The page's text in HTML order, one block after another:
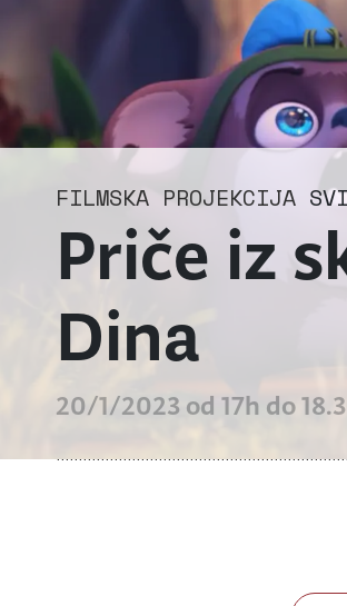
FILMSKA PROJEKCIJA
Priče iz
Dina
20/1/2023 od 17h do